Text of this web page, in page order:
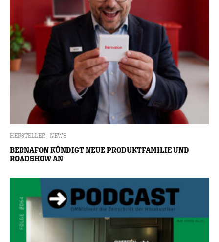
HERSTELLER NEWS
BERNAFON KÜNDIGT NEUE PRODUKTFAMILIE UND
ROADSHOW AN